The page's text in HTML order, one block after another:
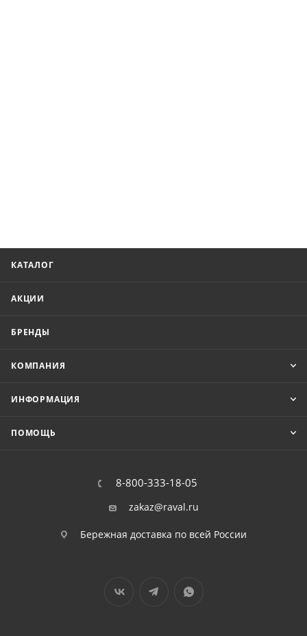
КАТАЛОГ
АКЦИИ
БРЕНДЫ
КОМПАНИЯ
ИНФОРМАЦИЯ
ПОМОЩЬ
8-800-333-18-05
zakaz@raval.ru
Бережная доставка по всей России